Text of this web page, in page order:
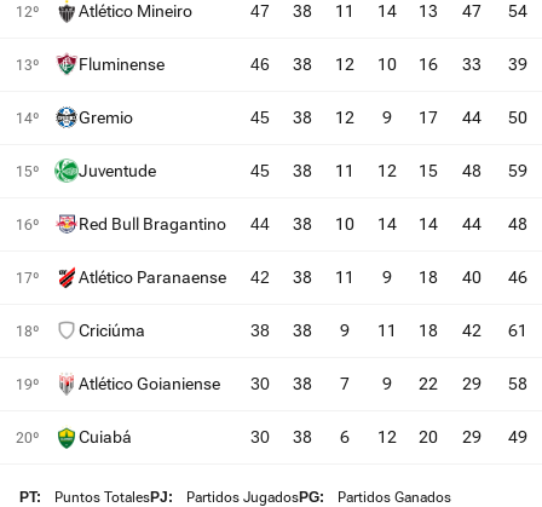
12º Atlético Mineiro 47 38 11 14 13 47 54
13º Fluminense 46 38 12 10 16 33 39
14º Gremio 45 38 12 9 17 44 50
15º Juventude 45 38 11 12 15 48 59
16º Red Bull Bragantino 44 38 10 14 14 44 48
17º Atlético Paranaense 42 38 11 9 18 40 46
18º Criciúma 38 38 9 11 18 42 61
19º Atlético Goianiense 30 38 7 9 22 29 58
20º Cuiabá 30 38 6 12 20 29 49
PT: Puntos TotalesPJ: Partidos JugadosPG:
Partidos Ganados